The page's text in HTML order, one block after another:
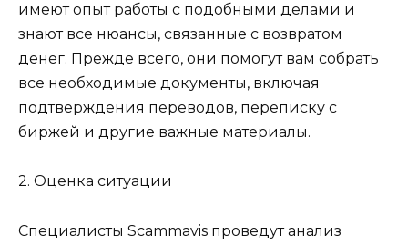
имеют опыт работы с подобными делами и
знают все нюансы, связанные с возвратом
денег. Прежде всего, они помогут вам собрать
все необходимые документы, включая
подтверждения переводов, переписку с
биржей и другие важные материалы.
2. Оценка ситуации
Специалисты Scammavis проведут анализ